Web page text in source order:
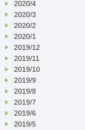
2020/4
2020/3
2020/2
2020/1
2019/12
2019/11
2019/10
2019/9
2019/8
2019/7
2019/6
2019/5